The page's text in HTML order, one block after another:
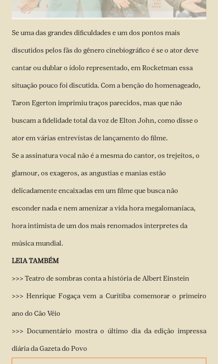
Se uma das grandes dificuldades e um dos pontos mais
discutidos pelos fãs do gênero cinebiográfico é se o ator deve
cantar ou dublar o ídolo representado, em Rocketman essa
situação pouco foi discutida. Com a benção do homenageado,
Taron Egerton imprimiu traços parecidos, mas que não
buscam a fidelidade total da voz de Elton John, como disse o
ator em várias entrevistas de lançamento do filme.
Se a assinatura vocal não é a mesma do cantor, os trejeitos, o
glamour, os exageros, as angustias e manias estão
delicadamente encaixadas em um filme que busca não
esconder nada e nem amenizar a vida hora megalomaníaca,
hora intimista de um dos mais renomados interpretes da
música mundial.
LEIA TAMBÉM
>>> Teatro de sombras conta a história de Albert Einstein
>>> Henrique Fogaça vem a Curitiba comemorar o primeiro
ano do Cão Véio
>>> Documentário mostra o último dia da edição impressa
diária da Gazeta do Povo